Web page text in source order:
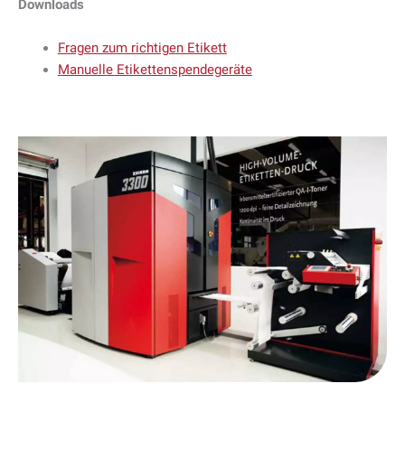
Downloads
Fragen zum richtigen Etikett
Manuelle Etikettenspendegeräte